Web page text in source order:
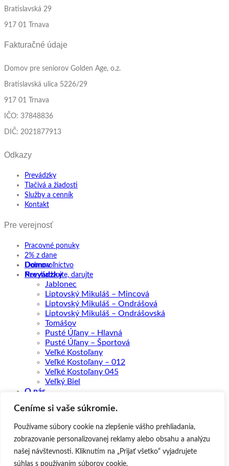
Ceníme si vaše súkromie.
Používame súbory cookie na zlepšenie vášho prehliadania,
zobrazovanie personalizovanej reklamy alebo obsahu a analýzu
našej návštevnosti. Kliknutím na „Prijať všetko“ vyjadrujete
súhlas s používaním súborov cookie.
Bratislavská 29
917 01 Trnava
Fakturačné údaje
Domov pre seniorov Golden Age, o.z.
Bratislavská ulica 5226/29
917 01 Trnava
IČO: 37848836
DIČ: 2021877913
Odkazy
Prevádzky
Tlačivá a žiadosti
Služby a cenník
Kontakt
Pre verejnosť
Pracovné ponuky
2% z dane
Dobrovoľníctvo
Nevyhadzujte, darujte
Domov
Prevádzky
Jablonec
Liptovský Mikuláš – Mincová
Liptovský Mikuláš – Ondrášová
Liptovský Mikuláš – Ondrášovská
Tomášov
Pusté Úľany – Hlavná
Pusté Úľany – Športová
Veľké Kostoľany
Veľké Kostoľany – 012
Veľké Kostoľany 045
Veľký Biel
O nás
Dokumenty
Pre verejnosť
Pracovné ponuky
Dobrovoľníctvo
Nevyhadzujte, darujte